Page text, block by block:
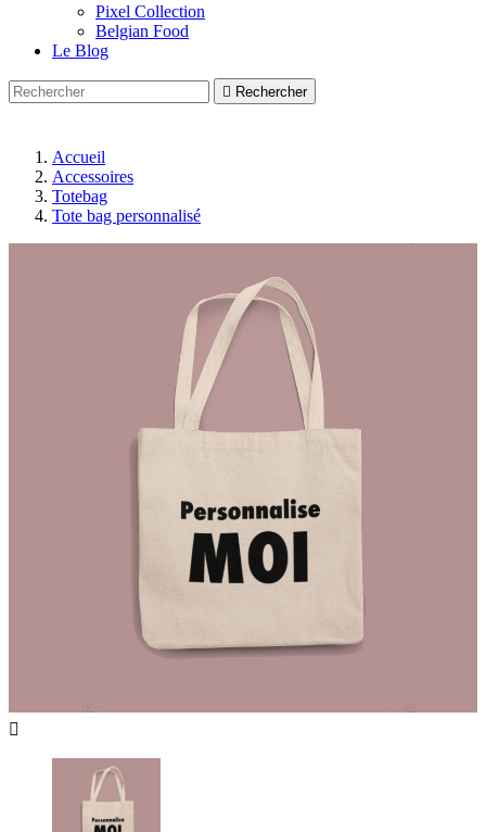
Pixel Collection
Belgian Food
Le Blog
 Rechercher
Accueil
Accessoires
Totebag
Tote bag personnalisé
